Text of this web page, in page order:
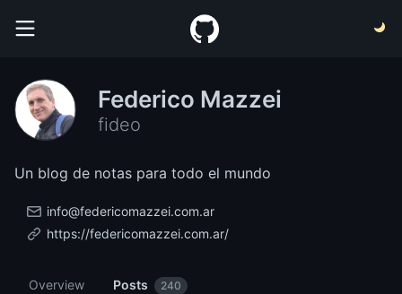
Federico Mazzei
fideo
Un blog de notas para todo el mundo
info@federicomazzei.com.ar
https://federicomazzei.com.ar/
Overview Posts 240